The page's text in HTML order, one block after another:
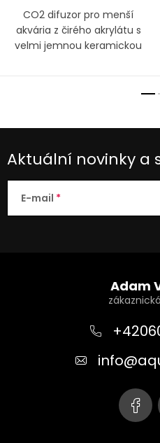
CO2 difuzor pro menší
akvária z čirého akrylátu s
velmi jemnou keramickou
Aktuální novinky a
E-mail
Adam
info@